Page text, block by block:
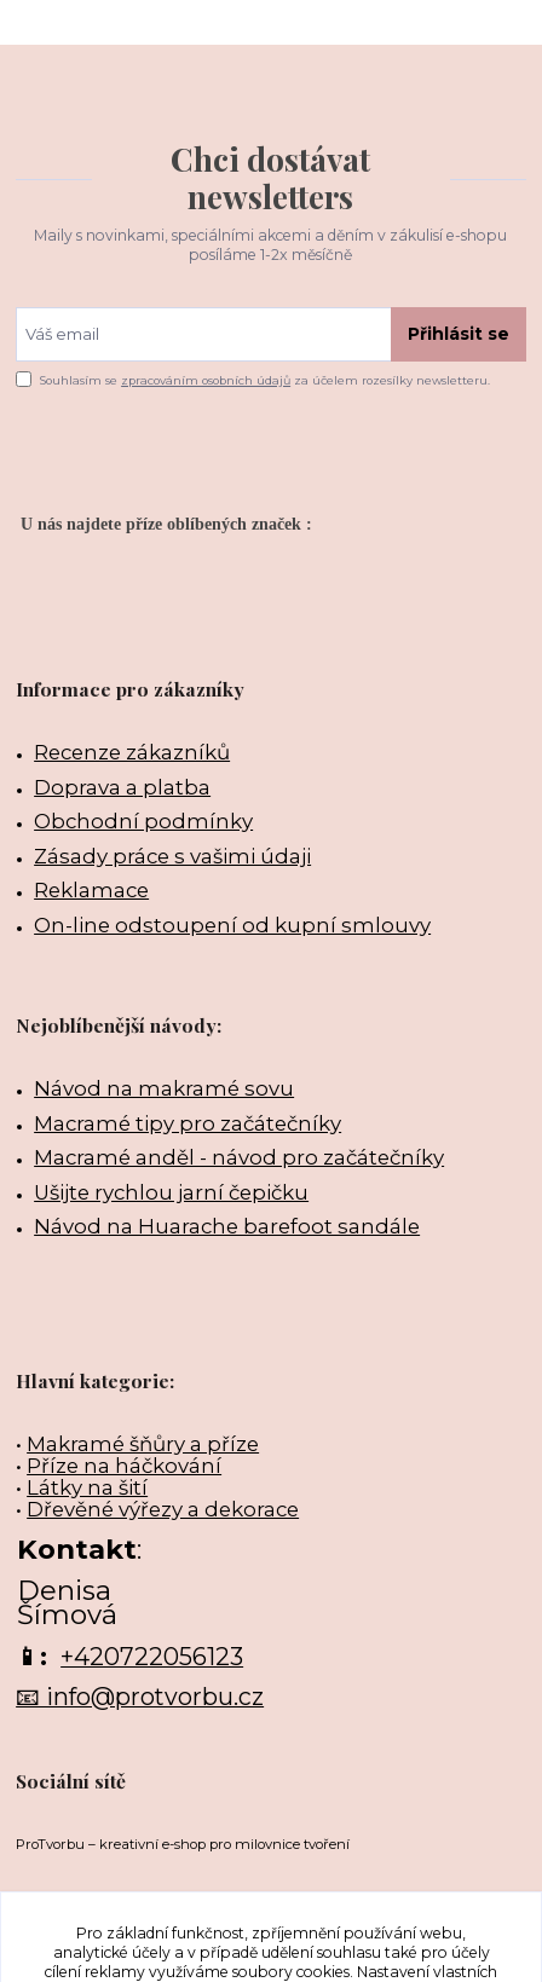
Chci dostávat
newsletters
Maily s novinkami, speciálními akcemi a děním v zákulisí e-shopu
posíláme 1-2x měsíčně
Přihlásit se
Souhlasím se zpracováním osobních údajů za účelem rozesílky newsletteru.
U nás najdete příze oblíbených značek :
Informace pro zákazníky
Recenze zákazníků
Doprava a platba
Obchodní podmínky
Zásady práce s vašimi údaji
Reklamace
On-line odstoupení od kupní smlouvy
Nejoblíbenější návody:
Návod na makramé sovu
Macramé tipy pro začátečníky
Macramé anděl - návod pro začátečníky
Ušijte rychlou jarní čepičku
Návod na Huarache barefoot sandále
Hlavní kategorie:
• Makramé šňůry a příze
• Příze na háčkování
• Látky na šití
• Dřevěné výřezy a dekorace
Kontakt:
Denisa
Šímová
📱: +420722056123
📧 info@protvorbu.cz
Sociální sítě
ProTvorbu – kreativní e-shop pro milovnice tvoření
Pro základní funkčnost, zpříjemnění používání webu,
analytické účely a v případě udělení souhlasu také pro účely
cílení reklamy využíváme soubory cookies. Nastavení vlastních